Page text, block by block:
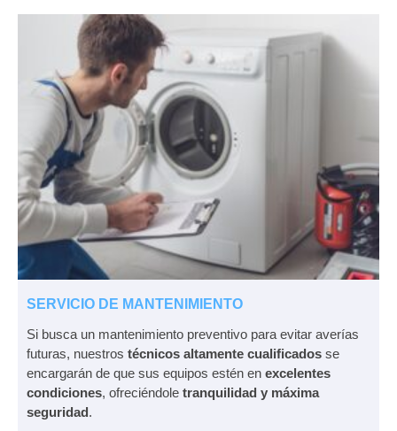
SERVICIO DE MANTENIMIENTO
Si busca un mantenimiento preventivo para evitar averías
futuras, nuestros técnicos altamente cualificados se
encargarán de que sus equipos estén en excelentes
condiciones, ofreciéndole tranquilidad y máxima
seguridad.